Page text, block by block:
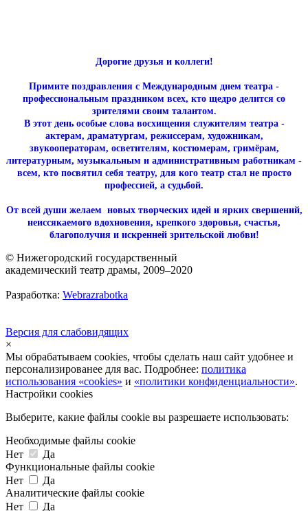
Дорогие друзья и коллеги!
Примите поздравления с Международным днем театра -
профессиональным праздником всех, кто щедро делится со
зрителями своим талантом.
В этот день особые слова восхищения служителям театра -
актерам, драматургам, режиссерам, художникам,
звукооператорам, осветителям, костюмерам, гримёрам,
литературным, музыкальным и административным работникам -
всем, кто посвятил себя театру, для кого театр стал не просто
профессией, а судьбой.
От всей души желаем новых творческих идей и ярких свершений,
неиссякаемого вдохновения, крепкого здоровья, счастья,
благополучия и искренней зрительской любви!
© Нижегородский государственный
академический театр драмы, 2009–2020
Разработка: Webrazrabotka
Версия для слабовидящих
×
Мы обрабатываем cookies, чтобы сделать наш сайт удобнее и
персонализированее для вас. Подробнее: политика
использования «cookies» и «политики конфиденциальности».
Настройки cookies
Выберите, какие файлы cookie вы разрешаете использовать:
Необходимые файлы cookie
Нет
Да
Функциональные файлы cookie
Нет
Да
Аналитические файлы cookie
Нет
Да